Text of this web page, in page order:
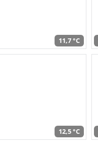
11,7 °C
12,5 °C